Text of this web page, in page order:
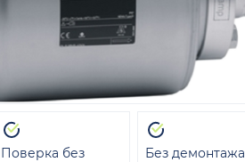
Поверка без
Без демонтажа